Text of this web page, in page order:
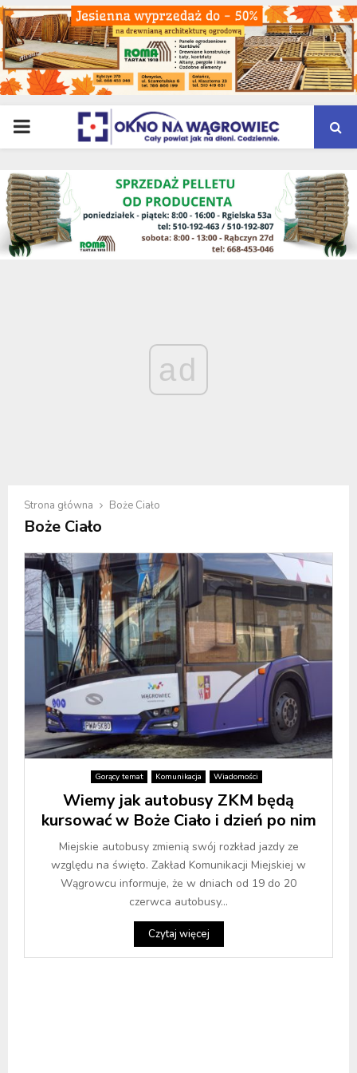
PRIMARY
MENU
ad
Strona główna Boże Ciało
Boże Ciało
Gorący temat Komunikacja Wiadomości
Wiemy jak autobusy ZKM będą
kursować w Boże Ciało i dzień po nim
Miejskie autobusy zmienią swój rozkład jazdy ze
względu na święto. Zakład Komunikacji Miejskiej w
Wągrowcu informuje, że w dniach od 19 do 20
czerwca autobusy...
Czytaj więcej